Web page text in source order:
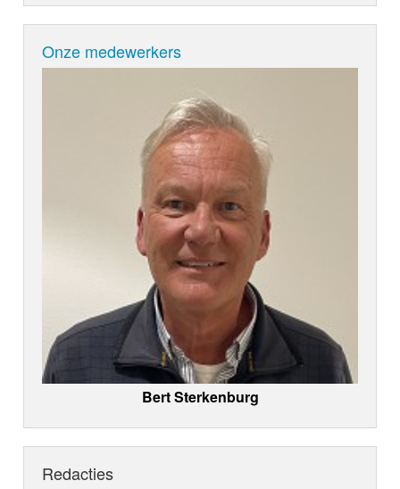
Onze medewerkers
Bert Sterkenburg
Redacties